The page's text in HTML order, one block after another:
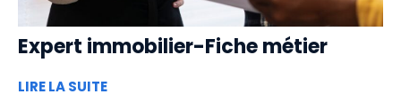
Expert immobilier-Fiche métier
LIRE LA SUITE